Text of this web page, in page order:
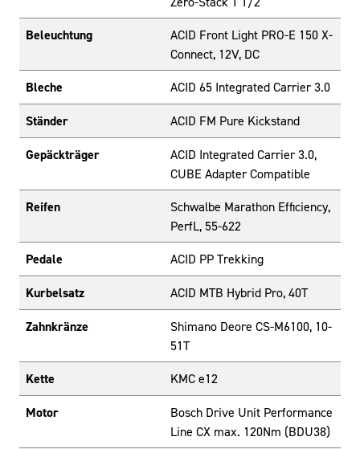
Beleuchtung
ACID Front Light PRO-E 150 X-
Connect, 12V, DC
Bleche ACID 65 Integrated Carrier 3.0
Ständer ACID FM Pure Kickstand
Gepäckträger
ACID Integrated Carrier 3.0,
CUBE Adapter Compatible
Reifen
Schwalbe Marathon Efficiency,
PerfL, 55-622
Pedale ACID PP Trekking
Kurbelsatz ACID MTB Hybrid Pro, 40T
Zahnkränze
Shimano Deore CS-M6100, 10-
51T
Kette KMC e12
Motor
Bosch Drive Unit Performance
Line CX max. 120Nm (BDU38)